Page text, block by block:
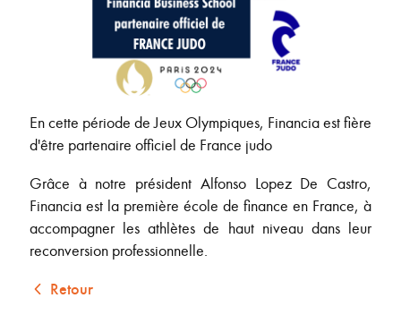
En cette période de Jeux Olympiques, Financia est fière
d'être partenaire officiel de France judo
Grâce à notre président Alfonso Lopez De Castro,
Financia est la première école de finance en France, à
accompagner les athlètes de haut niveau dans leur
reconversion professionnelle.
Retour